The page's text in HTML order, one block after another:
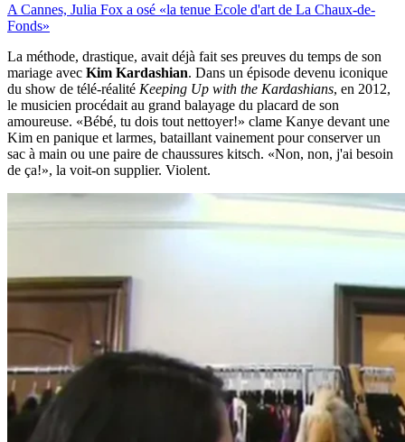
A Cannes, Julia Fox a osé «la tenue Ecole d'art de La Chaux-de-
Fonds»
La méthode, drastique, avait déjà fait ses preuves du temps de son
mariage avec Kim Kardashian. Dans un épisode devenu iconique
du show de télé-réalité Keeping Up with the Kardashians, en 2012,
le musicien procédait au grand balayage du placard de son
amoureuse. «Bébé, tu dois tout nettoyer!» clame Kanye devant une
Kim en panique et larmes, bataillant vainement pour conserver un
sac à main ou une paire de chaussures kitsch. «Non, non, j'ai besoin
de ça!», la voit-on supplier. Violent.